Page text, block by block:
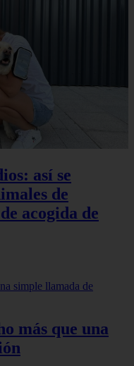
así se
de
acogida de
más que una